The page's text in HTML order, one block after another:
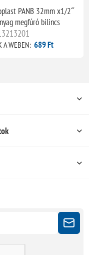
PANB 32mm x1/2˝
megfúró bilincs
A WEBEN: 689 Ft